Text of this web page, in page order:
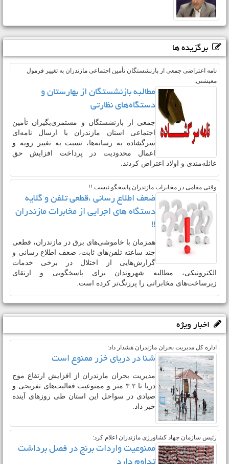
برگزیده ها
نامه اعتراضی جمعی از بازنشستگان تأمین اجتماعی مازندران به تغییر فرمول
مطالبه بازنشستگان از بهارستان و
دستگاه‌های نظارتی
جمعی از بازنشستگان و مستمری‌بگیران تأمین
اجتماعی استان مازندران با ارسال نامه‌ای
سرگشاده به رسانه‌ها، نسبت به تغییر رویه و
عائله‌مندی و اولاد اعتراض کردند.
وقتی مقامی در مخابرات مازندران پاسخگو نیست !!
ضعف اطلاع رسانی ،قطعی تلفن و گلایه
دستگاه های اجرایی از مخابرات مازندران
همزمان با خاموشی‌های برق در مازندران، قطعی
چند ساعته تلفن‌های ثابت، ضعف اطلاع‌ رسانی و
گزارش‌هایی از اختلال در برخی خدمات
اخبار ویژه
اداره ‌کل مدیریت بحران مازندران هشدار داد:
شنا در دریای خزر ممنوع است
مدیریت بحران مازندران از افزایش ارتفاع موج
صیادی در سواحل این استان طی روزهای آینده
خبر داد.
رئیس سازمان جهاد کشاورزی مازندران اعلام کرد: